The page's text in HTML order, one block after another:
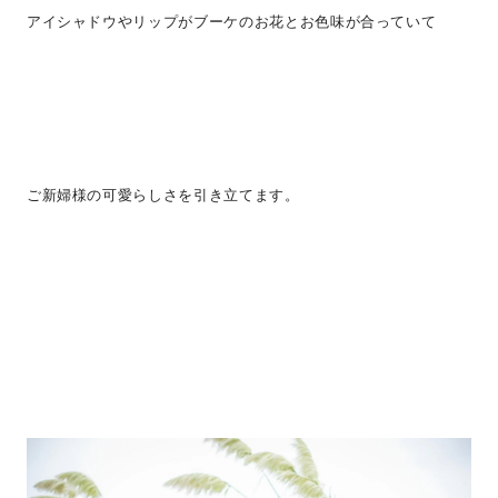
アイシャドウやリップがブーケのお花とお色味が合っていて
ご新婦様の可愛らしさを引き立てます。